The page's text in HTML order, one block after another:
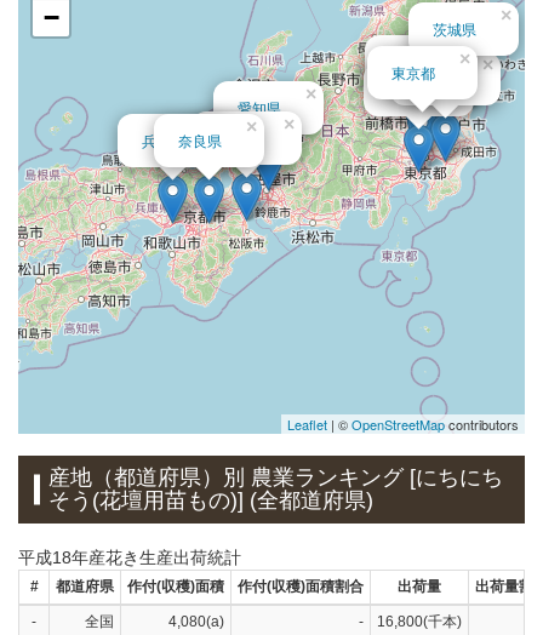
愛知県
×
×
千葉県
×
三重県
×
兵庫県奈良県
×
茨城県
×
東京都
×
−
Leaflet | ©OpenStreetMapcontributors
産地（都道府県）別 農業ランキング [にちにち
そう(花壇用苗もの)] (全都道府県)
平成18年産花き生産出荷統計
# 都道府県 作付(収穫)面積 作付(収穫)面積割合 出荷量 出荷量割
- 全国 4,080(a) -
16,800(千本)